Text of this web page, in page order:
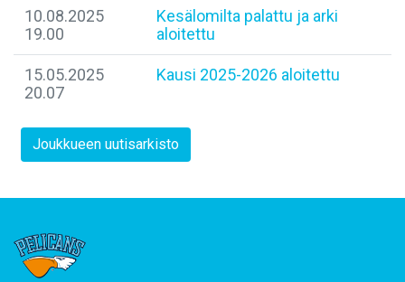
10.08.2025
19.00
Kesälomilta palattu ja arki
aloitettu
15.05.2025
20.07
Kausi 2025-2026 aloitettu
Joukkueen uutisarkisto